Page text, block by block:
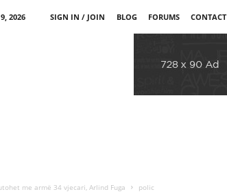
2026 SIGN IN / JOIN BLOG FORUMS CONTACT
me armë 34 vjecari, Arlind Fuga polic